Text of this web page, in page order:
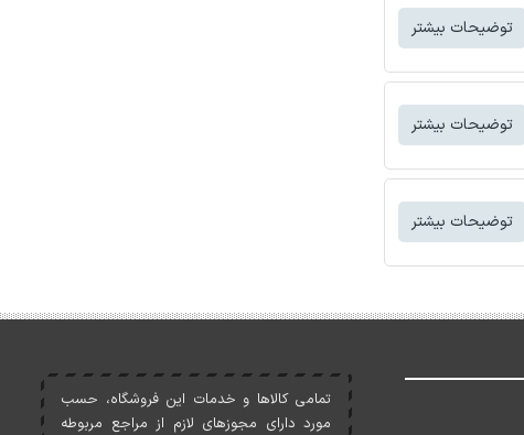
توضیحات بیشتر
توضیحات بیشتر
توضیحات بیشتر
تمامی کالاها و خدمات اين فروشگاه، حسب
مورد دارای مجوزهای لازم از مراجع مربوطه